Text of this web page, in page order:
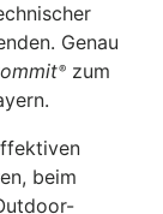
Genau
® zum
beim